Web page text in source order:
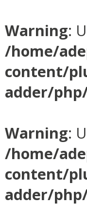
Warning:
/home/
content/
adder/
Warning:
/home/
content/
adder/